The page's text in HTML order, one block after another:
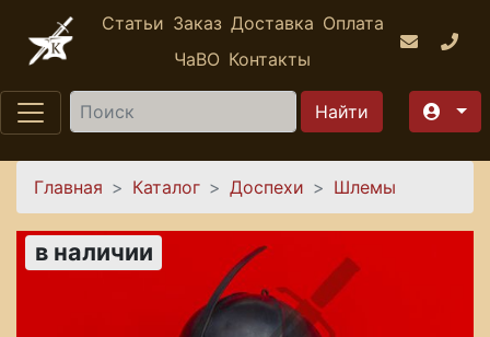
Перейти к основному содержанию
Статьи Заказ Доставка Оплата
ЧаВО Контакты
Найти
Вы здесь
Главная Каталог Доспехи Шлемы
в наличии